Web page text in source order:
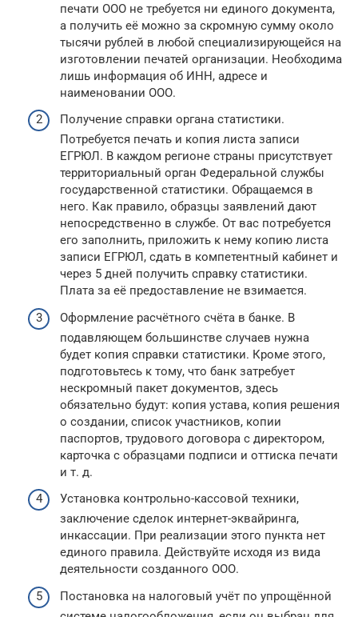
печати ООО не требуется ни единого документа,
а получить её можно за скромную сумму около
тысячи рублей в любой специализирующейся на
изготовлении печатей организации. Необходима
лишь информация об ИНН, адресе и
наименовании ООО.
Получение справки органа статистики.
Потребуется печать и копия листа записи
ЕГРЮЛ. В каждом регионе страны присутствует
территориальный орган Федеральной службы
государственной статистики. Обращаемся в
него. Как правило, образцы заявлений дают
непосредственно в службе. От вас потребуется
его заполнить, приложить к нему копию листа
записи ЕГРЮЛ, сдать в компетентный кабинет и
через 5 дней получить справку статистики.
Плата за её предоставление не взимается.
Оформление расчётного счёта в банке. В
подавляющем большинстве случаев нужна
будет копия справки статистики. Кроме этого,
подготовьтесь к тому, что банк затребует
нескромный пакет документов, здесь
обязательно будут: копия устава, копия решения
о создании, список участников, копии
паспортов, трудового договора с директором,
карточка с образцами подписи и оттиска печати
и т. д.
Установка контрольно-кассовой техники,
заключение сделок интернет-эквайринга,
инкассации. При реализации этого пункта нет
единого правила. Действуйте исходя из вида
деятельности созданного ООО.
Постановка на налоговый учёт по упрощённой